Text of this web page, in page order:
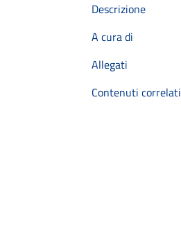
Descrizione
A cura di
Allegati
Contenuti correlati